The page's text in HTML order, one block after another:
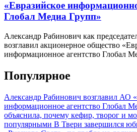
«Евразийское
Глобал Медиа Групп»
Александр Рабинович как
возглавил акционерное общество
информационное агентство Глобал
Популярное
Александр Рабинович возглавил АО
информационное агентство Глобал
объяснила, почему кефир, творог и
популярными В Твери завершился